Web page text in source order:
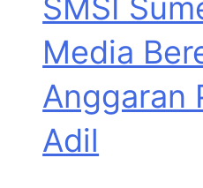
SMSI
Media
Anggaran
Adil